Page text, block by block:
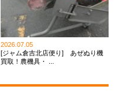
2026.07.05
[ジャム倉吉北店便り] あぜぬり機
買取！農機具・ ...